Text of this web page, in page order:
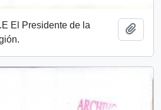
El Presidente de la